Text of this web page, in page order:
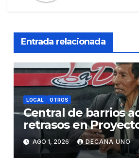
Entrada relacionada
LOCAL OTROS
Central de barrios
retrasos en
de Agua y
Juliaca
AGO 1, 2026 DECANA UNO